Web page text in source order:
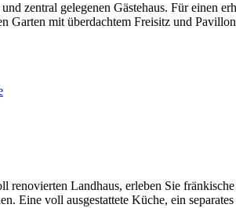
zentral gele­genen Gäste­haus. Für einen
Garten mit über­dachtem Frei­sitz und
reno­vierten Land­haus, erleben Sie
Eine voll ausge­stat­tete Küche, ein